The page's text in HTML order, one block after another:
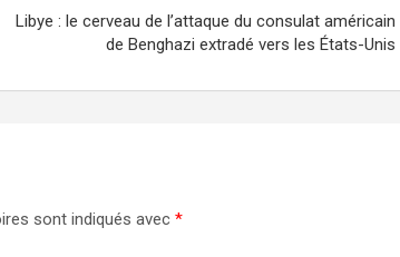
Libye : le cerveau de l’attaque du consulat américain
de Benghazi extradé vers les États-Unis
sont indiqués avec *